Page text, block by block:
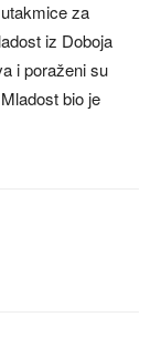
za
iz Doboja
i poraženi su
bio je